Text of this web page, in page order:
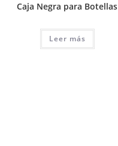
Caja Negra para Botellas
Leer más